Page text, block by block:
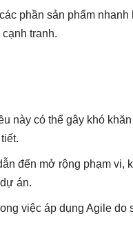
phần sản phẩm
tranh.
này có thể gây khó
đến mở rộng phạm vi,
án.
việc áp dụng Agile do